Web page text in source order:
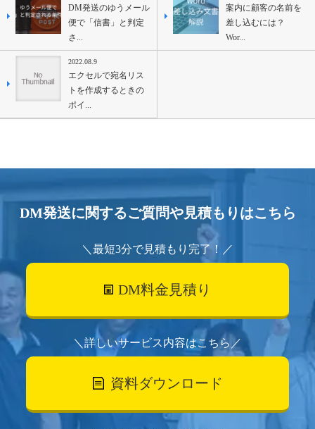
DM発送のゆうメール
便で「信書」と判定
さ...
案内に顧客の名前を
差し込むには？
Wor...
2022.08.9
エクセルで宛名リス
トを作成するときの
ポイ...
DM発送に関するご質問や見積もりはこちら
＼最短3分で見積もり完了！／
DM料金見積り
＼詳しいサービス内容はこちら／
資料ダウンロード